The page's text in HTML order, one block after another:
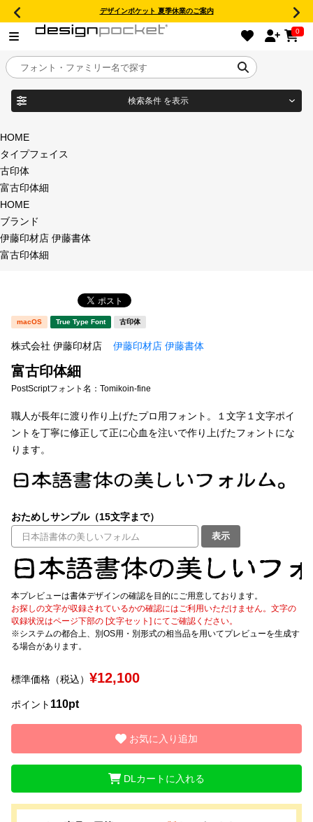
デザインポケット 夏季休業のご案内
0
目的別フォントガイド
特集
年間ライセンス商品
新着一覧
カート
マイページ
よくあるご質問
検索条件 を表示
商品名
タイプフェイス
明朝体
宋朝体
教科書体 行書体
草書体 勘亭流
江戸文字
太さ・ウェイト
セット or 単体
HOME
タイプフェイス
古印体
富古印体細
HOME
ブランド
伊藤印材店 伊藤書体
富古印体細
macOS True Type Font 古印体
株式会社 伊藤印材店 伊藤印材店 伊藤書体
富古印体細
PostScriptフォント名： Tomikoin-fine
職人が長年に渡り作り上げたプロ用フォント。１文字１文字ポイ
ントを丁寧に修正して正に心血を注いで作り上げたフォントにな
ります。
おためしサンプル（15文字まで）
表示
本プレビューは書体デザインの確認を目的にご用意しております。
お探しの文字が収録されているかの確認にはご利用いただけません。文字の
収録状況はページ下部の [文字セット] にてご確認ください。
※システムの都合上、別OS用・別形式の相当品を用いてプレビューを生成す
る場合があります。
標準価格（税込） ¥12,100
ポイント 110pt
お気に入り追加
DLカートに入れる